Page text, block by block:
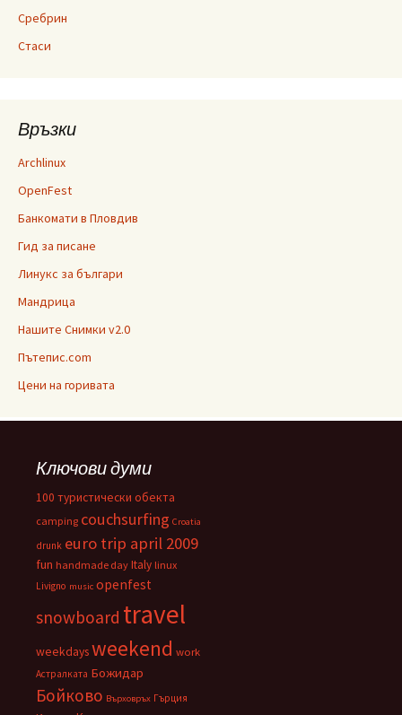
Сребрин
Стаси
Връзки
Archlinux
OpenFest
Банкомати в Пловдив
Гид за писане
Линукс за българи
Мандрица
Нашите Снимки v2.0
Пътепис.com
Цени на горивата
Ключови думи
100 туристически обекта
camping couchsurfing Croatia
drunk euro trip april 2009
fun handmade day Italy linux
Livigno music openfest
snowboard travel
weekdaysweekend work
Астралката Божидар
Бойково Върховръх Гърция